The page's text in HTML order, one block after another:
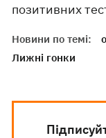
позитивних
Новини по темі:
Лижні гонки